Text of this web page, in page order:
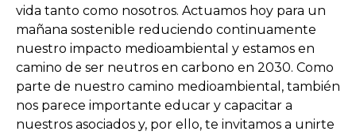
vida tanto como nosotros. Actuamos hoy para un
mañana sostenible reduciendo continuamente
nuestro impacto medioambiental y estamos en
camino de ser neutros en carbono en 2030. Como
parte de nuestro camino medioambiental, también
nos parece importante educar y capacitar a
nuestros asociados y, por ello, te invitamos a unirte